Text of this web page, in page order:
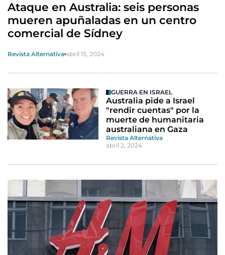
Ataque en Australia: seis personas
mueren apuñaladas en un centro
comercial de Sídney
Revista Alternativa abril 13, 2024
GUERRA EN ISRAEL
Australia pide a Israel
"rendir cuentas" por la
muerte de humanitaria
australiana en Gaza
Revista Alternativa
abril 2, 2024